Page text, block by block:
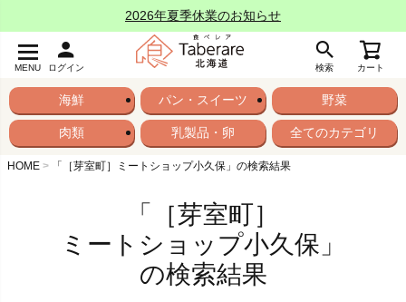
2026年夏季休業のお知らせ
MENU ログイン 検索 カート
海鮮 パン・スイーツ 野菜
肉類 乳製品・卵 全てのカテゴリ
HOME 「［芽室町］ミートショップ小久保」の検索結果
「［芽室町］
ミートショップ小久保」
の検索結果